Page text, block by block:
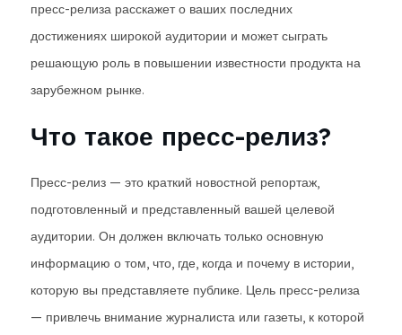
пресс-релиза расскажет о ваших последних
достижениях широкой аудитории и может сыграть
решающую роль в повышении известности продукта на
зарубежном рынке.
Что такое пресс-релиз?
Пресс-релиз — это краткий новостной репортаж,
подготовленный и представленный вашей целевой
аудитории. Он должен включать только основную
информацию о том, что, где, когда и почему в истории,
которую вы представляете публике. Цель пресс-релиза
— привлечь внимание журналиста или газеты, к которой